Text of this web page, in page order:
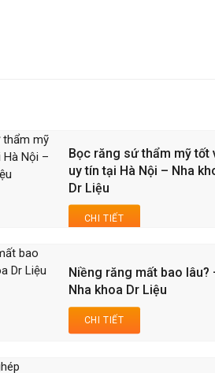
Bọc răng sứ thẩm mỹ tốt
uy tín tại Hà Nội – Nha
Dr Liệu
CHI TIẾT
Niềng răng mất bao lâu?
Nha khoa Dr Liệu
CHI TIẾT